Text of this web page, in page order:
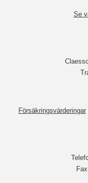
Se
Försäkringsvärderingar